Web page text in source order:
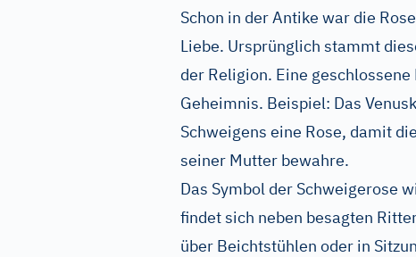
Schon in der Antike war die
Liebe. Ursprünglich stammt
der Religion. Eine
Geheimnis. Beispiel: Das
Schweigens eine Rose, damit
seiner Mutter bewahre.
Das Symbol der Schweigerose
findet sich neben besagten
über Beichtstühlen oder in